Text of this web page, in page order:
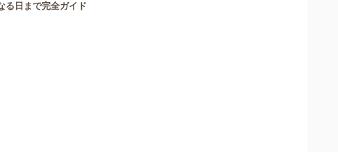
る日まで完全ガイド